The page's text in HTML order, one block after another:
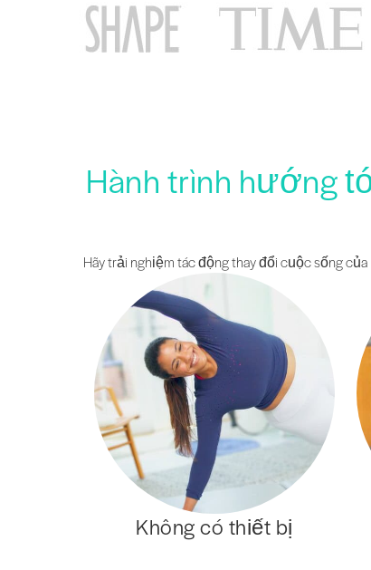
Hành trình hướng
Hãy trải nghiệm tác động thay đổi cuộc sống
Không có thiết bị